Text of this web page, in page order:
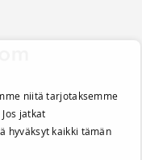
niitä tarjotaksemme
jatkat
hyväksyt kaikki tämän